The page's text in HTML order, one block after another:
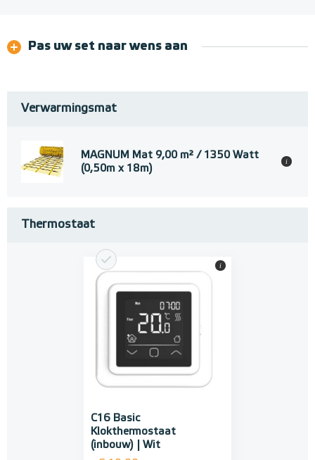
Pas uw set naar wens aan
Verwarmingsmat
MAGNUM Mat 9,00 m² / 1350 Watt
(0,50m x 18m)
i
Thermostaat
C16 Basic
Klokthermostaat
(inbouw) | Wit
i